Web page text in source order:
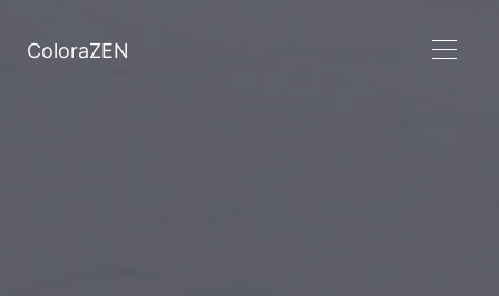
ColoraZEN